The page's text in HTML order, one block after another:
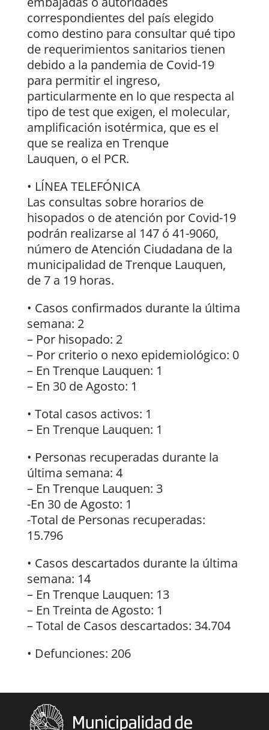
correspondientes del país elegido
como destino para consultar qué tipo
de requerimientos sanitarios tienen
debido a la pandemia de Covid-19
para permitir el ingreso,
particularmente en lo que respecta al
tipo de test que exigen, el molecular,
amplificación isotérmica, que es el
que se realiza en Trenque
Lauquen, o el PCR.
• LÍNEA TELEFÓNICA
Las consultas sobre horarios de
hisopados o de atención por Covid-19
podrán realizarse al 147 ó 41-9060,
número de Atención Ciudadana de la
municipalidad de Trenque Lauquen,
de 7 a 19 horas.
• Casos confirmados durante la última
semana: 2
– Por hisopado: 2
– Por criterio o nexo epidemiológico: 0
– En Trenque Lauquen: 1
– En 30 de Agosto: 1
• Total casos activos: 1
– En Trenque Lauquen: 1
• Personas recuperadas durante la
última semana: 4
– En Trenque Lauquen: 3
-En 30 de Agosto: 1
-Total de Personas recuperadas:
15.796
• Casos descartados durante la última
semana: 14
– En Trenque Lauquen: 13
– En Treinta de Agosto: 1
– Total de Casos descartados: 34.704
• Defunciones: 206